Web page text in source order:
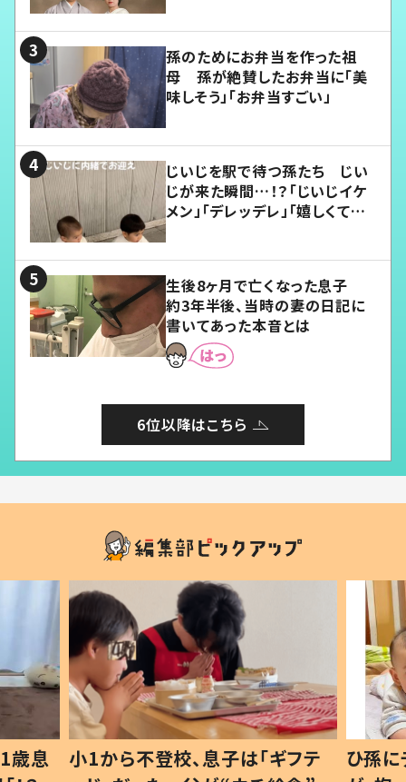
孫のためにお弁当を作った祖
母 孫が絶賛したお弁当に「美
味しそう」「お弁当すごい」
じいじを駅で待つ孫たち じい
じが来た瞬間…！？「じいじイケ
メン」「デレッデレ」「嬉しくて可
生後8ヶ月で亡くなった息子
約3年半後、当時の妻の日記に
書いてあった本音とは
6位以降はこちら
歳息
小1から不登校、息子は「ギフテ
ひ孫